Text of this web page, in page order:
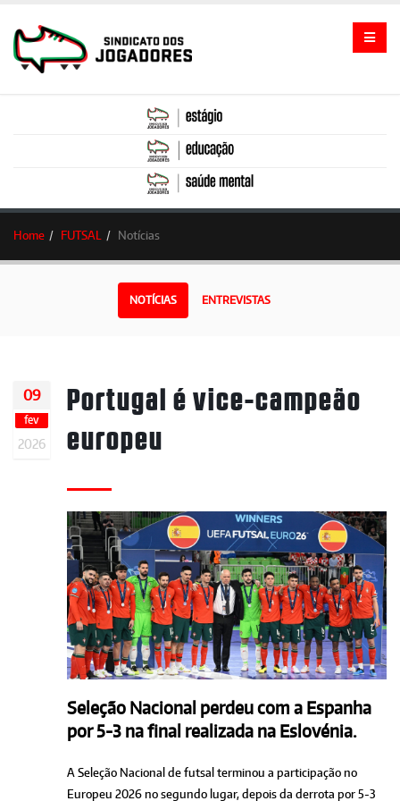
Home FUTSAL Notícias
NOTÍCIAS ENTREVISTAS
09
fev
2026
Portugal é vice-campeão
europeu
Seleção Nacional perdeu com a Espanha
por 5-3 na final realizada na Eslovénia.
A Seleção Nacional de futsal terminou a participação no
Europeu 2026 no segundo lugar, depois da derrota por 5-3